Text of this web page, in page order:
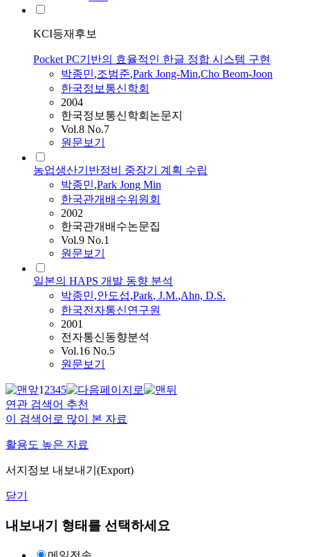
KCI등재후보
Pocket PC기반의 효율적인 한글 정합 시스템 구현
박종민,조범준,Park Jong-Min,Cho Beom-Joon
한국정보통신학회
2004
한국정보통신학회논문지
Vol.8 No.7
원문보기
농업생산기반정비 중장기 계획 수립
박종민,Park Jong Min
한국관개배수위원회
2002
한국관개배수논문집
Vol.9 No.1
원문보기
일본의 HAPS 개발 동향 분석
박종민,안도섭,Park, J.M.,Ahn, D.S.
한국전자통신연구원
2001
전자통신동향분석
Vol.16 No.5
원문보기
12345
연관 검색어 추천
이 검색어로 많이 본 자료
활용도 높은 자료
서지정보 내보내기(Export)
닫기
내보내기 형태를 선택하세요